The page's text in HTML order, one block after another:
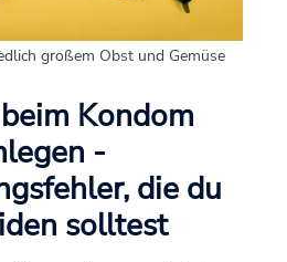
großem Obst und Gemüse
Kondom
-
die du
solltest